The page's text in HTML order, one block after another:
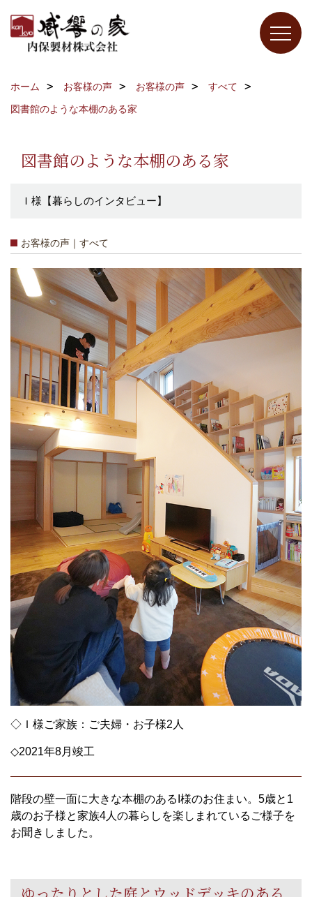
ホーム お客様の声 お客様の声
すべて
図書館のような本棚のある家
図書館のような本棚のある家
Ｉ様【暮らしのインタビュー】
お客様の声｜すべて
◇ Ｉ 様ご家族：ご夫婦・お子様2 人
◇2021年8月竣工
階段の壁一面に大きな本棚のある 様のお住まい。 5歳と 1
歳のお子様と家族4人の暮らしを楽しまれているご様子を
お聞きしました。
ゆったりとした庭とウッドデッキのある